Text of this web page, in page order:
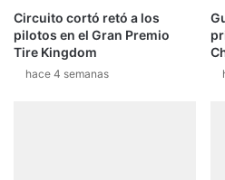
Circuito cortó retó a los
pilotos en el Gran Premio
Tire Kingdom
hace 4 semanas